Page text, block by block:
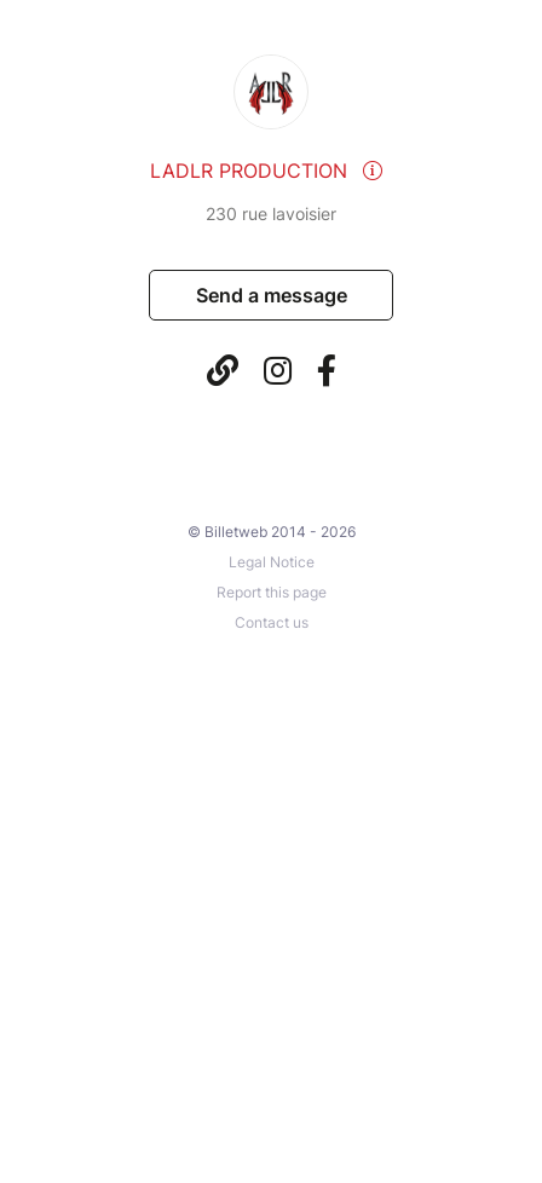
LADLR PRODUCTION
230 rue lavoisier
Send a message
© Billetweb 2014 - 2026
Legal Notice
Report this page
Contact us